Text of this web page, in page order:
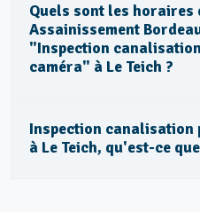
Quels sont les horaires
Assainissement
"Inspection
caméra" à Le Teich ?
Inspection canalisation
à Le Teich, qu'est-ce